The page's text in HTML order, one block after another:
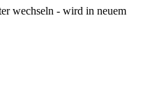
wechseln - wird in neuem